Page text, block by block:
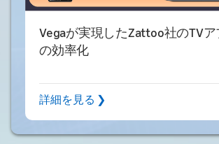
Vegaが実現したZattoo社のTV
の効率化
詳細を見る ❯